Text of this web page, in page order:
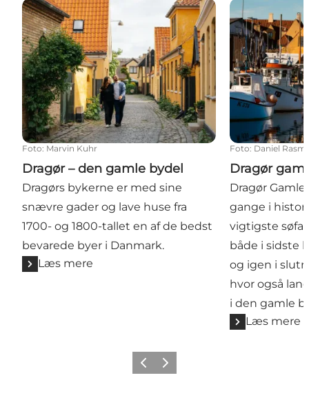
Dragør – den gamle bydel
Foto: Marvin Kuhr
Dragør – den gamle bydel
Dragørs bykerne er med sine
snævre gader og lave huse fra
1700- og 1800-tallet en af de bedst
bevarede byer i Danmark.
Læs mere
Dragør gamle
Foto: Daniel
Dragør
Dragør
gange i
vigtigste
både i sidste
og igen i
hvor også
i den gamle
Læs mere
Forrige billede
Næste billede